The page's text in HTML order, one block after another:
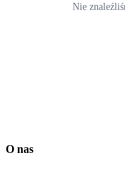
Nie
O nas